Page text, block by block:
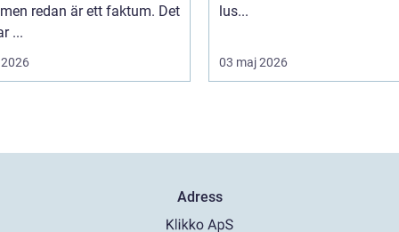
redan är ett faktum. Det
...
lus...
03 maj 2026
Adress